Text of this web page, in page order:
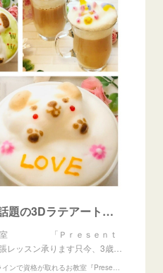
『（レポ）2日目は、話題の3Dラテアート！デザインラテアート認定講座』
教室 「Ｐｒｅｓｅｎｔ
レッスン承ります只今、3歳…
東京 吉祥寺・練馬サロン＆オンラインで資格が取れるお教室『Presents』アイシングクッキー、練り切りアート、あんフラワー教室